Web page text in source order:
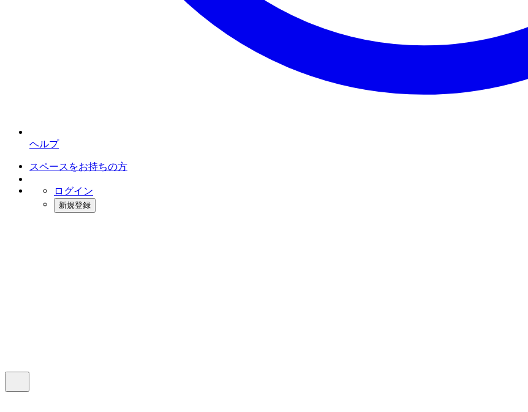
ヘルプ
スペースをお持ちの方
ログイン
新規登録